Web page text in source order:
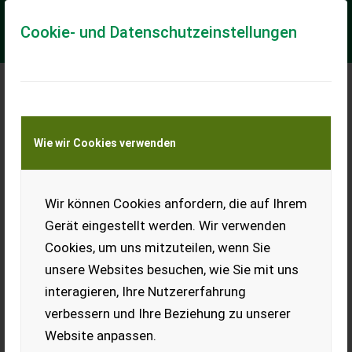
Cookie- und Datenschutzeinstellungen
Wie wir Cookies verwenden
Wir können Cookies anfordern, die auf Ihrem
Gerät eingestellt werden. Wir verwenden
Cookies, um uns mitzuteilen, wenn Sie
unsere Websites besuchen, wie Sie mit uns
interagieren, Ihre Nutzererfahrung
verbessern und Ihre Beziehung zu unserer
Website anpassen.
Meine Transportkostenanfrage
Transport von Land- und Baumaschinen –
KEINE Tiertransporte
Säkombination
Amazone KE 3.000
Special
Amazone Säkombination, 3
m AB, Fahrgassenschaltung
el., Amalog+, auch getrennt
zu verkaufen.